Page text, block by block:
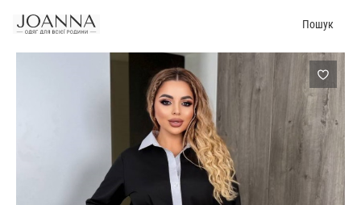
Пошук